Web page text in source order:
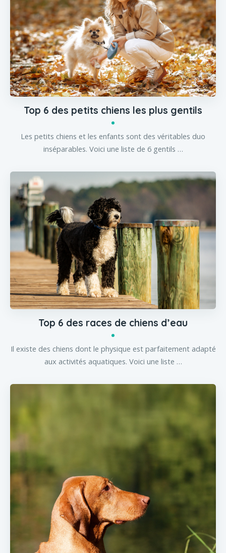
Top 6 des petits chiens les plus gentils
Les petits chiens et les enfants sont des véritables duo
inséparables. Voici une liste de 6 gentils …
Top 6 des races de chiens d’eau
Il existe des chiens dont le physique est parfaitement adapté
aux activités aquatiques. Voici une liste …